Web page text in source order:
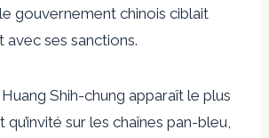
gouvernement chinois ciblait
ses sanctions.
Shih-chung apparaît le plus
sur les chaînes pan-bleu,